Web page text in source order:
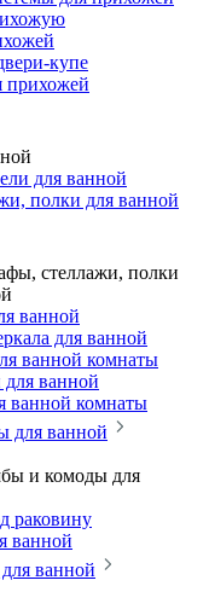
купе
прихожей
для ванной
полки для ванной
стеллажи, полки
ванной
для ванной
ванной комнаты
ванной
ванной комнаты
для ванной
и комоды для
раковину
ванной
ванной